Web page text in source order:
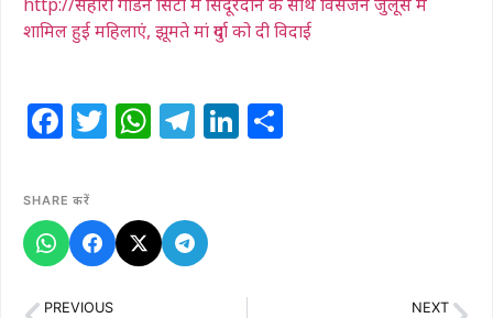
शामिल हुई महिलाएं, झूमते मां दुर्गा को दी विदाई
Facebook
Twitter
WhatsApp
Telegram
LinkedIn
SHARE करें
PREVIOUS NEXT